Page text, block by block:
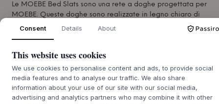
Le MOEBE Bed Slats sono una rete a doghe progettata per
MOEBE. Queste doghe sono realizzate in legno chiaro di
betulla, garantendo una base solida e stabile per il tuo
pulito e senza tempo, caratteristico di
Neergaard Christensen, Nicholas Oldroyd e Anders Thams
hanno creato una soluzione facile da montare nel telaio
del letto senza l'uso di attrezzi, a testimonianza di
un'artigianalità ben pensata e della facilità d'uso.
Consent Details About
This website uses cookies
We use cookies to personalise content and ads, to provide social
media features and to analyse our traffic. We also share
information about your use of our site with our social media,
advertising and analytics partners who may combine it with other